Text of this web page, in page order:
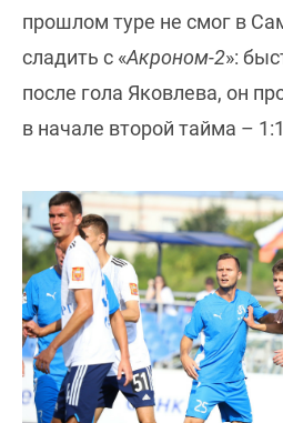
прошлом туре не смог в
сладить с «Акроном-2»:
после гола Яковлева, он
в начале второй тайма –